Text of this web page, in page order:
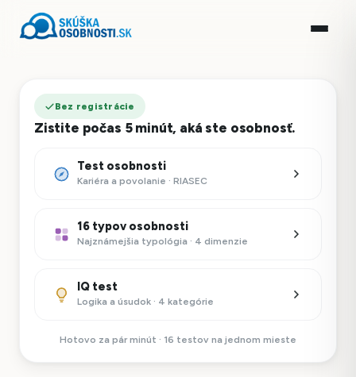
Bez registrácie
Zistite počas 5 minút, aká ste osobnosť.
Test osobnosti
Kariéra a povolanie · RIASEC
16 typov osobnosti
Najznámejšia typológia · 4 dimenzie
IQ test
Logika a úsudok · 4 kategórie
Hotovo za pár minút · 16 testov na jednom mieste